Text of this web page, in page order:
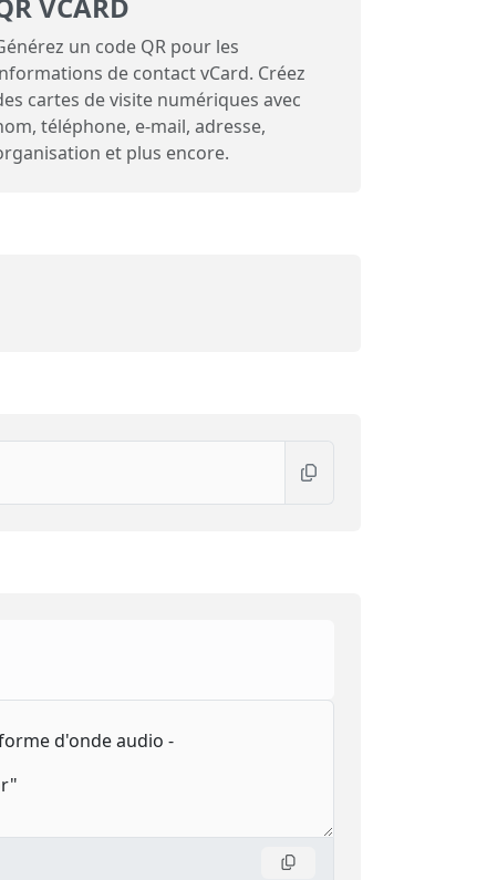
un code QR pour les
de contact vCard. Créez
cartes de visite numériques avec
téléphone, e-mail, adresse,
et plus encore.